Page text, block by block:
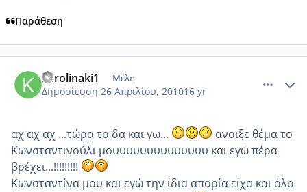
Παράθεση
karolinaki1 Μέλη
Δημοσίευση 26 Απριλίου, 201016 yr
αχ αχ αχ ...τώρα το δα και γω...
ανοιξε θέμα το
Κωνσταντινούλι μουυυυυυυυυυυυυυ και εγώ πέρα
βρέχει...!!!!!!!!!
Κωνσταντίνα μου και εγώ την ίδια απορία είχα και όλο